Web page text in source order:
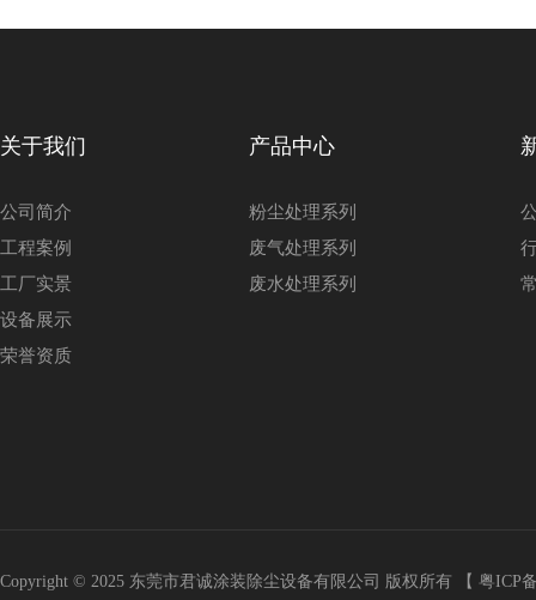
关于我们
公司简介
工程案例
工厂实景
设备展示
荣誉资质
产品中心
粉尘处理系列
废气处理系列
废水处理系列
Copyright © 2025 东莞市君诚涂装除尘设备有限公司 版权所有 【 粤ICP